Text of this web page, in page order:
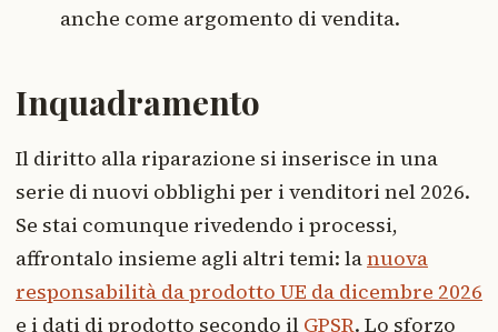
anche come argomento di vendita.
Inquadramento
Il diritto alla riparazione si inserisce in una
serie di nuovi obblighi per i venditori nel 2026.
Se stai comunque rivedendo i processi,
affrontalo insieme agli altri temi: lanuova
responsabilità da prodotto UE da dicembre 2026
e i dati di prodotto secondo il GPSR. Lo sforzo